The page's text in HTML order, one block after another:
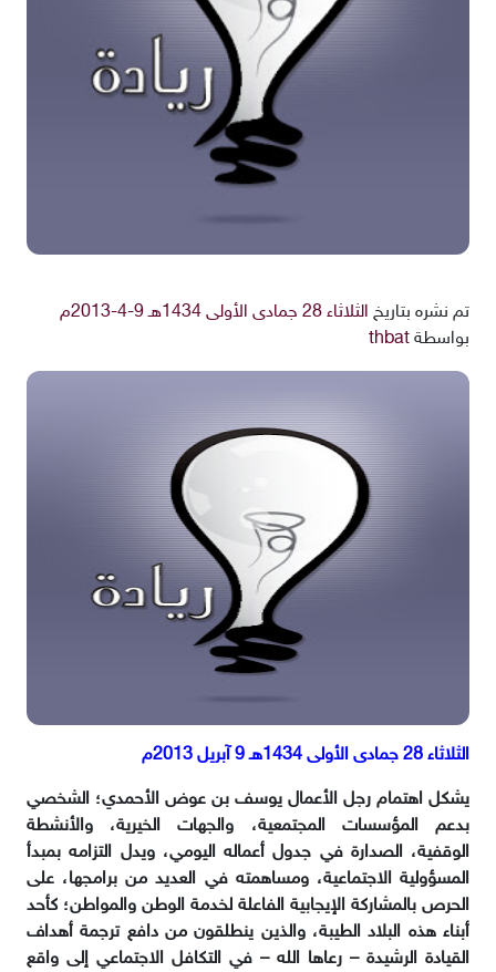
تم نشره بتاريخ الثلاثاء 28 جمادى الأولى 1434هـ 9-4-2013م
بواسطة thbat
الثلاثاء 28 جمادى الأولى 1434هـ 9 آبريل 2013م
يشكل اهتمام رجل الأعمال يوسف بن عوض الأحمدي؛ الشخصي
بدعم المؤسسات المجتمعية، والجهات الخيرية، والأنشطة
الوقفية، الصدارة في جدول أعماله اليومي، ويدل التزامه بمبدأ
المسؤولية الاجتماعية، ومساهمته في العديد من برامجها، على
الحرص بالمشاركة الإيجابية الفاعلة لخدمة الوطن والمواطن؛ كأحد
أبناء هذه البلاد الطيبة، والذين ينطلقون من دافع ترجمة أهداف
القيادة الرشيدة – رعاها الله – في التكافل الاجتماعي إلى واقع